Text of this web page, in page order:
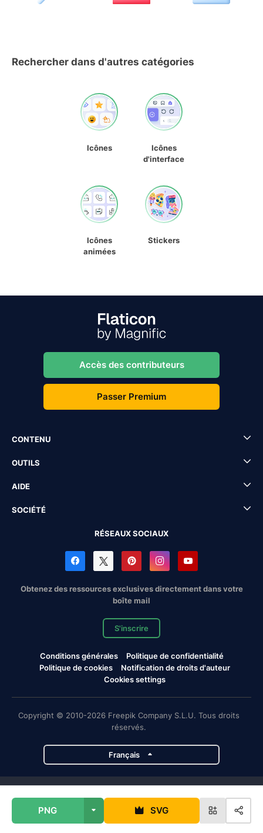
PNG SVG
Rechercher dans d'autres catégories
Icônes
Icônes
d'interface
Icônes
animées
Stickers
Accès des contributeurs
Passer Premium
CONTENU
OUTILS
AIDE
SOCIÉTÉ
RÉSEAUX SOCIAUX
Obtenez des ressources exclusives directement dans votre
boîte mail
S'inscrire
Conditions générales
Politique de confidentialité
Politique de cookies
Notification de droits d'auteur
Cookies settings
Copyright © 2010-2026 Freepik Company S.L.U. Tous droits
réservés.
Français